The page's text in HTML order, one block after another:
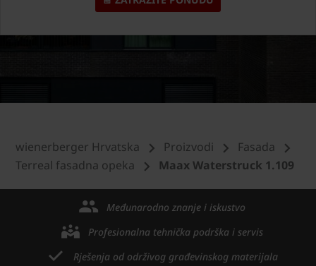
wienerberger Hrvatska Proizvodi
Fasada
Terreal fasadna opeka
Maax Waterstruck 1.109
Međunarodno znanje i iskustvo
Profesionalna tehnička podrška i servis
Rješenja od održivog građevinskog materijala